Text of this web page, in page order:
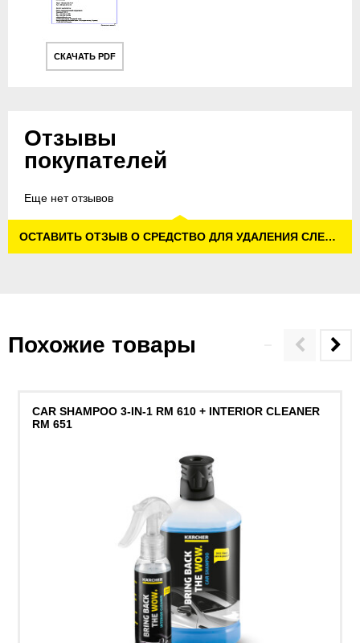
СКАЧАТЬ PDF
Отзывы
покупателей
Еще нет отзывов
ОСТАВИТЬ ОТЗЫВ О СРЕДСТВО ДЛЯ УДАЛЕНИЯ СЛЕДОВ НАСЕКОМЫХ «3 В 1»
Похожие товары
CAR SHAMPOO 3-IN-1 RM 610 + INTERIOR CLEANER
RM 651